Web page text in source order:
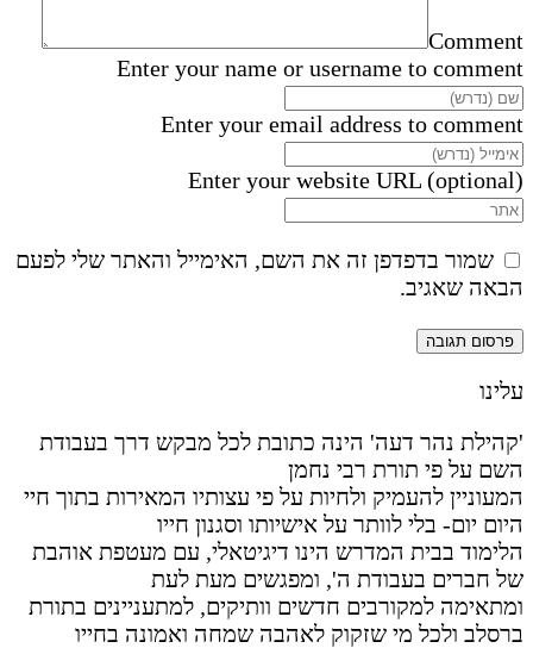
Comment
Enter your name or username to comment
Enter your email address to comment
Enter your website URL (optional)
שמור בדפדפן זה את השם, האימייל והאתר שלי לפעם
הבאה שאגיב.
עלינו
'קהילת נהר דעה' הינה כתובת לכל מבקש דרך בעבודת
השם על פי תורת רבי נחמן
המעוניין להעמיק ולחיות על פי עצותיו המאירות בתוך חיי
היום יום- בלי לוותר על אישיותו וסגנון חייו
הלימוד בבית המדרש הינו דיגיטאלי, עם מעטפת אוהבת
של חברים בעבודת ה', ומפגשים מעת לעת
ומתאימה למקורבים חדשים וותיקים, למתעניינים בתורת
ברסלב ולכל מי שזקוק לאהבה שמחה ואמונה בחייו